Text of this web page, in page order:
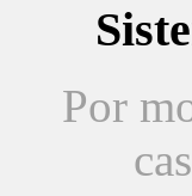
Por